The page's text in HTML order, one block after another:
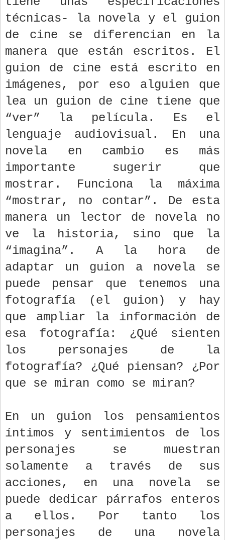
técnicas- la novela y el guion
de cine se diferencian en la
manera que están escritos. El
guion de cine está escrito en
imágenes, por eso alguien que
lea un guion de cine tiene que
“ver” la película. Es el
lenguaje audiovisual. En una
novela en cambio es más
importante sugerir que
mostrar. Funciona la máxima
“mostrar, no contar”. De esta
manera un lector de novela no
ve la historia, sino que la
“imagina”. A la hora de
adaptar un guion a novela se
puede pensar que tenemos una
fotografía (el guion) y hay
que ampliar la información de
esa fotografía: ¿Qué sienten
los personajes de la
fotografía? ¿Qué piensan? ¿Por
que se miran como se miran?
En un guion los pensamientos
íntimos y sentimientos de los
personajes se muestran
solamente a través de sus
acciones, en una novela se
puede dedicar párrafos enteros
a ellos. Por tanto los
personajes de una novela